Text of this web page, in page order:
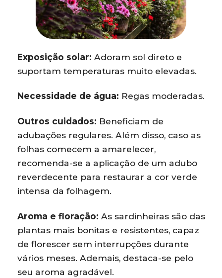
Exposição solar: Adoram sol direto e
suportam temperaturas muito elevadas.
Necessidade de água: Regas moderadas.
Outros cuidados: Beneficiam de
adubações regulares. Além disso, caso as
folhas comecem a amarelecer,
recomenda-se a aplicação de um adubo
reverdecente para restaurar a cor verde
intensa da folhagem.
Aroma e floração: As sardinheiras são das
plantas mais bonitas e resistentes, capaz
de florescer sem interrupções durante
vários meses. Ademais, destaca-se pelo
seu aroma agradável.